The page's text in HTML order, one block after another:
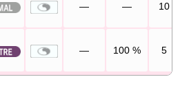
— — 10
— 100 % 5